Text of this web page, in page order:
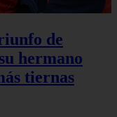
de
hermano
tiernas